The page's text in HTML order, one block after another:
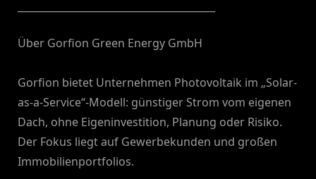
Über Gorfion Green Energy GmbH
Gorfion bietet Unternehmen Photovoltaik im „Solar-
as-a-Service“-Modell: günstiger Strom vom eigenen
Dach, ohne Eigeninvestition, Planung oder Risiko.
Der Fokus liegt auf Gewerbekunden und großen
Immobilienportfolios.